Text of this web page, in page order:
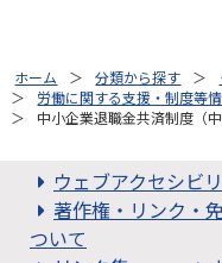
ホーム 分類から探す
労働に関する支援・制度等
中小企業退職金共済制度（
ウェブアクセシビ
著作権・リンク・
ついて